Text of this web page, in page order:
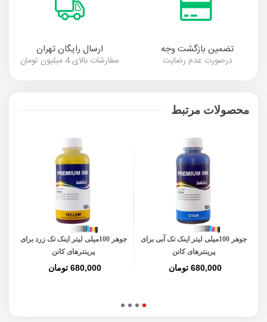
تضمین بازگشت وجه
درصورت عدم رضایت
ارسال رایگان تهران
سفارشات بالای 4 میلیون تومان
محصولات مرتبط
جوهر 100میلی لیتر اینک تک آبی برای
پرینترهای کانن
680,000 تومان
جوهر 100میلی لیتر اینک تک زرد برای
پرینترهای کانن
680,000 تومان